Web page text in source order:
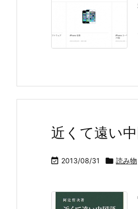
近くて遠い
 2013/08/31  読み物